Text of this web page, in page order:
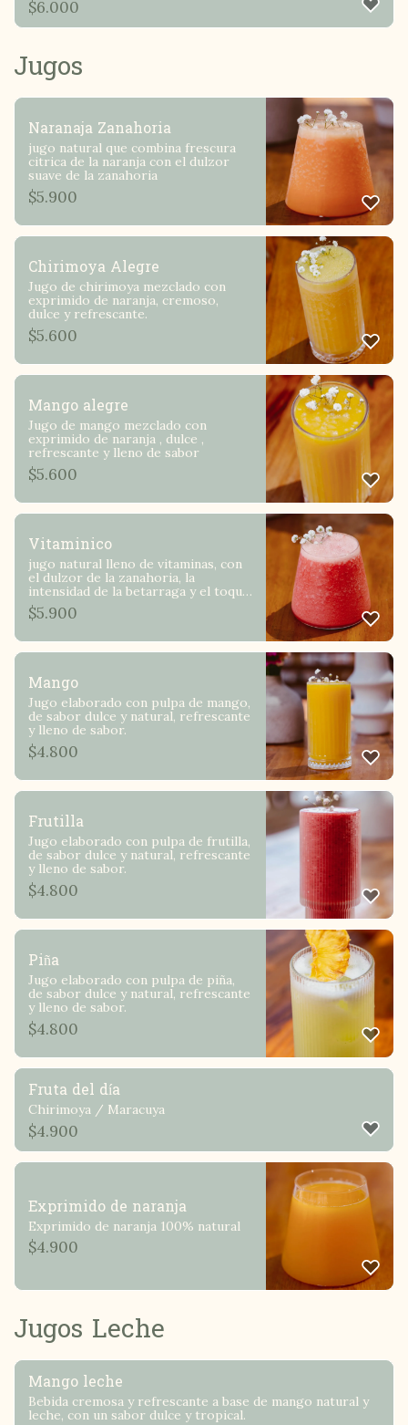
$6.000
Jugos
Naranaja Zanahoria
jugo natural que combina frescura
citrica de la naranja con el dulzor
suave de la zanahoria
$5.900
Chirimoya Alegre
Jugo de chirimoya mezclado con
exprimido de naranja, cremoso,
dulce y refrescante.
$5.600
Mango alegre
Jugo de mango mezclado con
exprimido de naranja , dulce ,
refrescante y lleno de sabor
$5.600
Vitaminico
jugo natural lleno de vitaminas, con
el dulzor de la zanahoria, la
intensidad de la betarraga y el toque
citrico de la naranja
$5.900
Mango
Jugo elaborado con pulpa de mango,
de sabor dulce y natural, refrescante
y lleno de sabor.
$4.800
Frutilla
Jugo elaborado con pulpa de frutilla,
de sabor dulce y natural, refrescante
y lleno de sabor.
$4.800
Piña
Jugo elaborado con pulpa de piña,
de sabor dulce y natural, refrescante
y lleno de sabor.
$4.800
Fruta del día
Chirimoya / Maracuya
$4.900
Exprimido de naranja
Exprimido de naranja 100% natural
$4.900
Jugos Leche
Mango leche
Bebida cremosa y refrescante a base de mango natural y
leche, con un sabor dulce y tropical.